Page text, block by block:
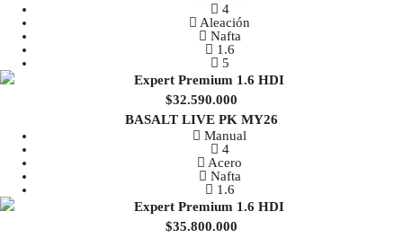
4
Aleación
Nafta
1.6
5
$32.590.000
BASALT LIVE PK MY26
Manual
4
Acero
Nafta
1.6
$35.800.000